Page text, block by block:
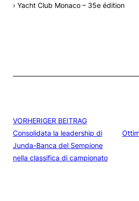
› Yacht Club Monaco – 35e édition
VORHERIGER BEITRAG
Consolidata la leadership di
Junda-Banca del Sempione
nella classifica di campionato